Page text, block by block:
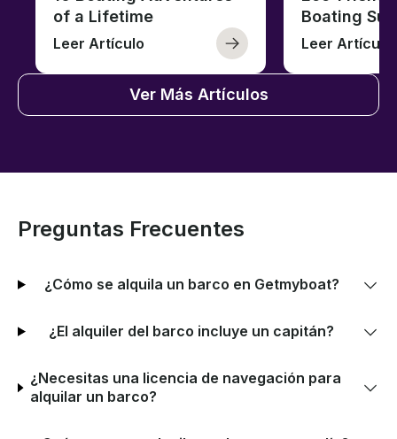
of a Lifetime
Leer Artículo
Boating
Leer Artículo
Ver Más Artículos
Preguntas Frecuentes
¿Cómo se alquila un barco en Getmyboat?
¿El alquiler del barco incluye un capitán?
¿Necesitas una licencia de navegación para
alquilar un barco?